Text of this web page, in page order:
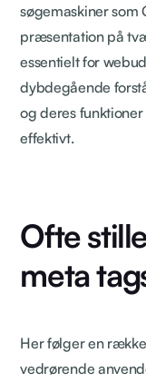
søgemaskiner som
præsentation på
essentielt for
dybdegående
og deres
effektivt.
Ofte
meta
Her følger en
vedrørende